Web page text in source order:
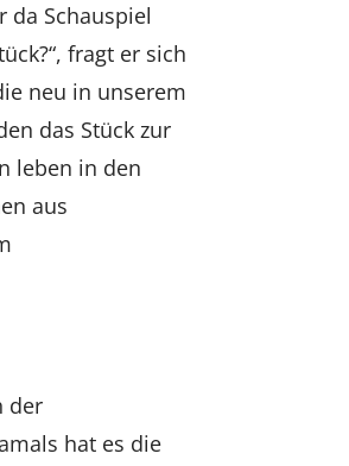
da Schauspiel
fragt er sich
neu in unserem
das Stück zur
leben in den
aus
der
hat es die